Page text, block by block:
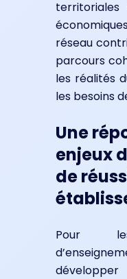
réseau
parcours
les réalités
les besoins
Une
enjeux
de
Pour